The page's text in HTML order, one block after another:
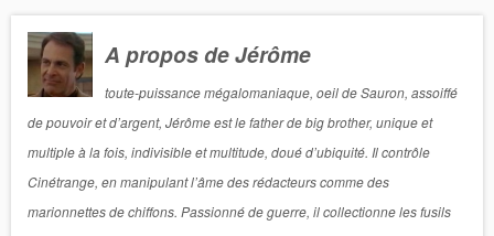
A propos de Jérôme
toute-puissance mégalomaniaque, oeil de Sauron, assoiffé
de pouvoir et d’argent, Jérôme est le father de big brother, unique et
multiple à la fois, indivisible et multitude, doué d’ubiquité. Il contrôle
Cinétrange, en manipulant l’âme des rédacteurs comme des
marionnettes de chiffons. Passionné de guerre, il collectionne les fusils